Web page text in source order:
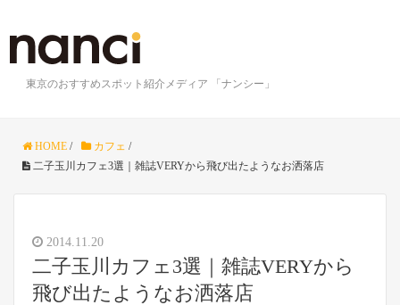
東京のおすすめスポット紹介メディア 「ナンシー」
HOME / カフェ /
二子玉川カフェ3選｜雑誌VERYから飛び出たようなお洒落店
2014.11.20
二子玉川カフェ3選｜雑誌VERYから
飛び出たようなお洒落店